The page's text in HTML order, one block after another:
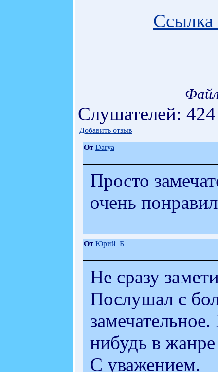
Ссылка
Слушателей:
Добавить отзыв
От Darya
Просто
очень
От Юрий_Б
Не сразу
Послушал с
нибудь в
С уважением.